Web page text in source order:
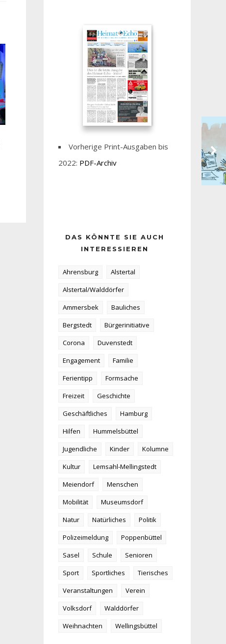
Vorherige Print-Ausgaben bis
2022: PDF-Archiv
DAS KÖNNTE SIE AUCH
INTERESSIEREN
Ahrensburg
Alstertal
Alstertal/Walddörfer
Ammersbek
Bauliches
Bergstedt
Bürgerinitiative
Corona
Duvenstedt
Engagement
Familie
Ferientipp
Formsache
Freizeit
Geschichte
Geschäftliches
Hamburg
Hilfen
Hummelsbüttel
Jugendliche
Kinder
Kolumne
Kultur
Lemsahl-Mellingstedt
Meiendorf
Menschen
Mobilität
Museumsdorf
Natur
Natürliches
Politik
Polizeimeldung
Poppenbüttel
Sasel
Schule
Senioren
Sport
Sportliches
Tierisches
Veranstaltungen
Verein
Volksdorf
Walddörfer
Weihnachten
Wellingsbüttel